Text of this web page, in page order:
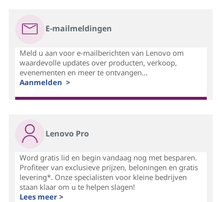
E-mailmeldingen
Meld u aan voor e-mailberichten van Lenovo om
waardevolle updates over producten, verkoop,
evenementen en meer te ontvangen...
Aanmelden >
Lenovo Pro
Word gratis lid en begin vandaag nog met besparen.
Profiteer van exclusieve prijzen, beloningen en gratis
levering*. Onze specialisten voor kleine bedrijven
staan klaar om u te helpen slagen!
Lees meer >